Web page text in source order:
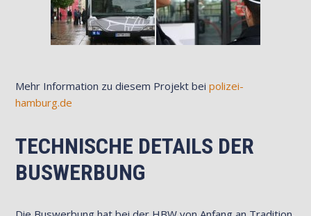
Mehr Information zu diesem Projekt beipolizei-
hamburg.de
TECHNISCHE DETAILS DER
BUSWERBUNG